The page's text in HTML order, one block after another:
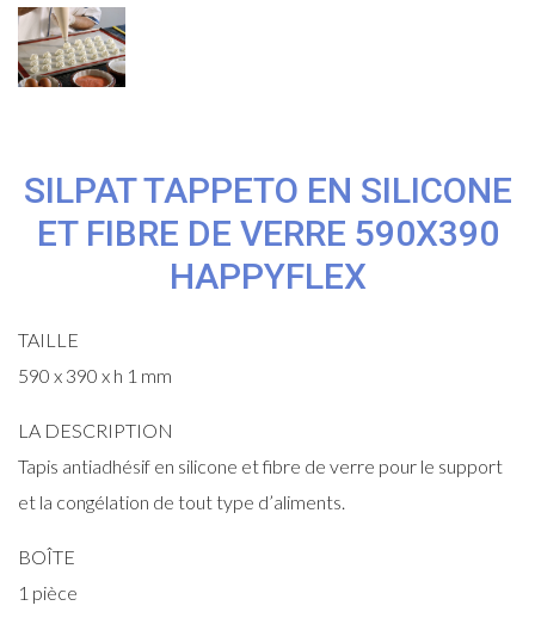
SILPAT TAPPETO EN SILICONE
ET FIBRE DE VERRE 590X390
HAPPYFLEX
TAILLE
590 x 390 x h 1 mm
LA DESCRIPTION
Tapis antiadhésif en silicone et fibre de verre pour le support
et la congélation de tout type d’aliments.
BOÎTE
1 pièce